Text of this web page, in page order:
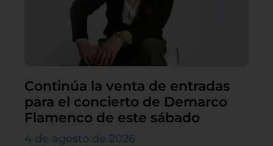
Continúa la venta de entradas
para el concierto de Demarco
Flamenco de este sábado
4 de agosto de 2026